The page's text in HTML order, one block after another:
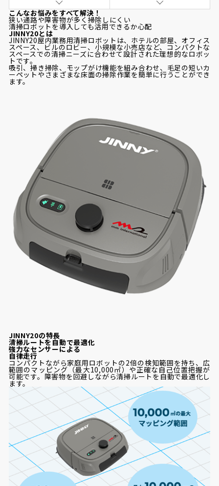
こんなお悩みをすべて解決！
狭い通路や障害物が多く掃除しにくい
清掃ロボットを導入しても活用できるか心配
JINNY20とは
JINNY20屋内業務用清掃ロボットは、ホテルの部屋、オフィス
スペース、ビルのロビー、小規模な小売店など、コンパクトな
スペースでの清掃ニーズに合わせて設計された理想的なロボッ
トです。
吸引、掃き掃除、モップがけ機能を組み合わせ、毛足の短いカ
ーペットやさまざまな床面の掃除作業を簡単に行うことができ
ます。
JINNY20の特長
清掃ルートを自動で最適化
強力なセンサーによる
自律走行
コンパクトながら家庭用ロボットの2倍の検知範囲を持ち、広
範囲のマッピング（最大10,000㎡）や正確な自己位置把握が
可能です。障害物を回避しながら清掃ルートを自動で最適化し
ます。